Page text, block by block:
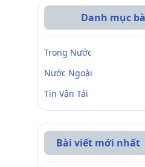
Danh mục
Trong Nước
Nước Ngoài
Tin Vận Tải
Bài viết mới nhất